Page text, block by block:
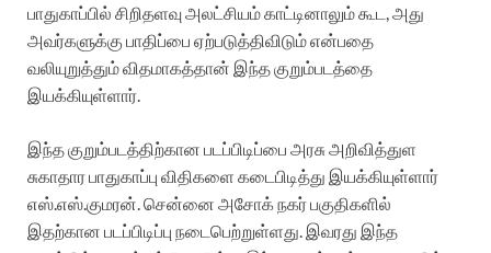
பாதுகாப்பில் சிறிதளவு அலட்சியம் காட்டினாலும் கூட, அது
அவர்களுக்கு பாதிப்பை ஏற்படுத்திவிடும் என்பதை
வலியுறுத்தும் விதமாகத்தான் இந்த குறும்படத்தை
இயக்கியுள்ளார்.
இந்த குறும்படத்திற்கான படப்பிடிப்பை அரசு அறிவித்துள
சுகாதார பாதுகாப்பு விதிகளை கடைபிடித்து இயக்கியுள்ளார்
எஸ்.எஸ்.குமரன். சென்னை அசோக் நகர் பகுதிகளில்
இதற்கான படப்பிடிப்பு நடைபெற்றுள்ளது. இவரது இந்த